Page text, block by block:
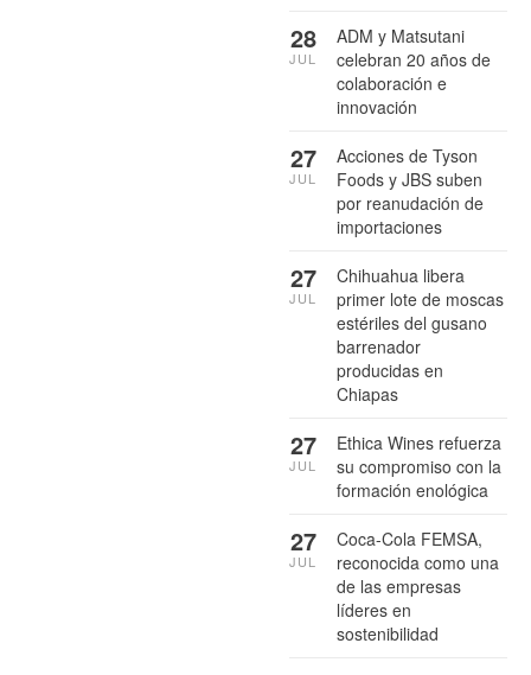
ADM y Matsutani
celebran 20 años de
colaboración e
innovación
28
JUL
Acciones de Tyson
Foods y JBS suben
por reanudación de
importaciones
27
JUL
Chihuahua libera
primer lote de moscas
estériles del gusano
barrenador
producidas en
Chiapas
27
JUL
Ethica Wines refuerza
su compromiso con la
formación enológica
27
JUL
Coca-Cola FEMSA,
reconocida como una
de las empresas
líderes en
sostenibilidad
27
JUL